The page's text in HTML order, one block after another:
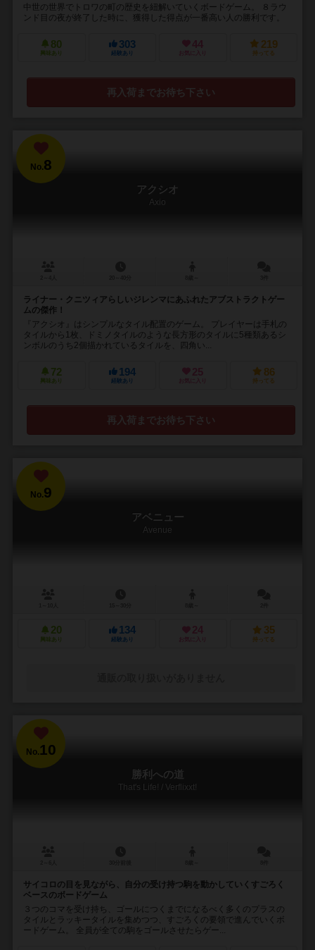
中世の世界でトロワの町の歴史を紐解いていくボードゲーム。 ８ラウ
ンド目の夜が終了した時に、獲得した得点が一番高い人の勝利です。
80
興味あり
303
経験あり
44
お気に入り
219
持ってる
再入荷までお待ち下さい
No.8
アクシオ
Axio
ライナー・クニツィアらしいジレンマにあふれたアブストラクトゲー
ムの傑作！
『アクシオ』はシンプルなタイル配置のゲーム。 プレイヤーは手札の
タイルから1枚、ドミノタイルのような長方形のタイルに5種類あるシ
ンボルのうち2個描かれているタイルを、四角い...
72
興味あり
194
経験あり
25
お気に入り
86
持ってる
再入荷までお待ち下さい
No.9
アベニュー
Avenue
20
興味あり
134
経験あり
24
お気に入り
35
持ってる
No. 10
勝利への道
That's Life! / Verflixxt!
サイコロの目を見ながら、自分の受け持つ駒を動かしていくすごろく
ベースのボードゲーム
３つのコマを受け持ち、ゴールにつくまでになるべく多くのプラスの
タイルとラッキータイルを集めつつ、すごろくの要領で進んでいくボ
ードゲーム。 全員が全ての駒をゴールさせたらゲー...